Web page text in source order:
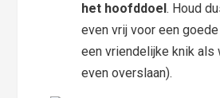
het hoofddoel. Houd
even vrij voor een
een vriendelijke knik als
even overslaan).